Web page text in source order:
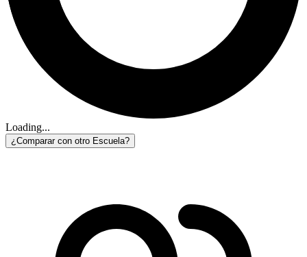
Loading...
¿Comparar con otro Escuela?